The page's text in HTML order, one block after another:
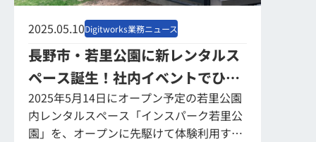
2025.05.10Digitworks業務ニュース
長野市・若里公園に新レンタルス
ペース誕生！社内イベントでひと
足先に体験
2025年5月14日にオープン予定の若里公園
内レンタルスペース「インスパーク若里公
園」を、オープンに先駆けて体験利用する